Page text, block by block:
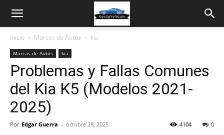
Inicio Marcas de Autos kia
Marcas de Autos kia
Problemas y Fallas Comunes
del Kia K5 (Modelos 2021-
2025)
Por Edgar Guerra - octubre 28, 2025 0
4104